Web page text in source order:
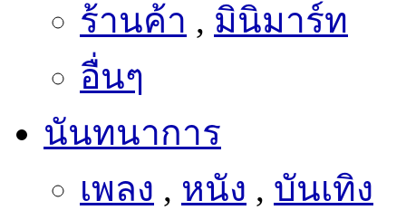
ร้านค้า , มินิมาร์ท
อื่นๆ
นันทนาการ
เพลง , หนัง , บันเทิง